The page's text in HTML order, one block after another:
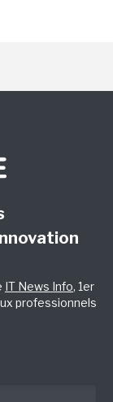
IT News Info, 1er
professionnels